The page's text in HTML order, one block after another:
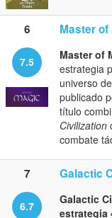
6 Master
7.5 Master of
estrategia
universo
publicado
título
Civilization
combate
7 Galactic
6.7 Galactic
estrategia